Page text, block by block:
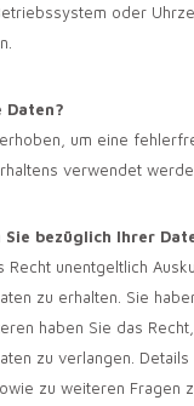
oder
Daten?
um eine
verwendet
Sie bezüglich Ihrer
Recht unentgeltlich
zu erhalten. Sie
haben Sie das
zu verlangen.
zu weiteren Fragen